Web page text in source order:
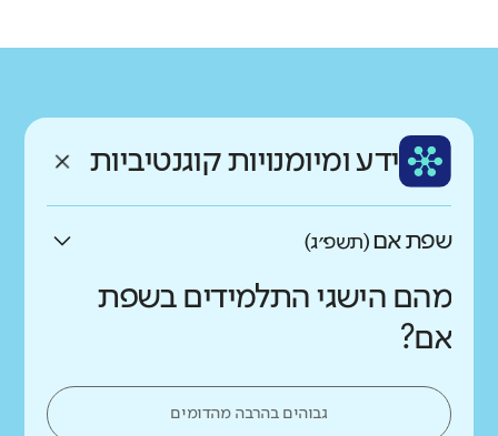
עברית ותיק מאוד
רקע חברתי כלכלי
נמוך ידע ומיומנויות קוגנטיביות
שפת אם(תשפ״ג)
מהם הישגי התלמידים בשפת
אם?
גבוהים בהרבה מהדומים